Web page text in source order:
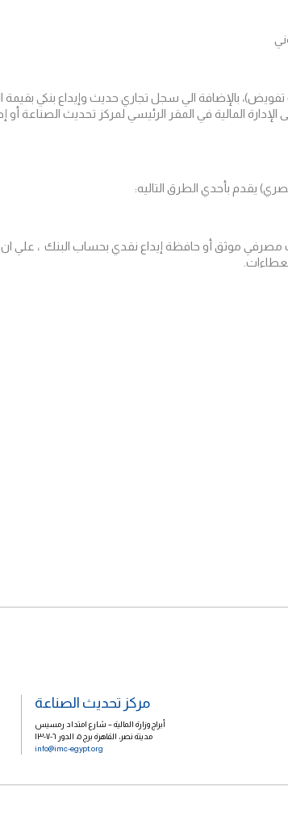
الإدارة المالية في المقر الرئيسي لمركز تحديث الصناعة أو
يقدم بأحدي الطرق التاليه:
أو شيك مصرفي موثق أو حافظة إيداع نقدي بحساب البنك ،
مركز تحديث الصناعة
أبراج وزارة المالية – شارع امتداد رمسيس
مدينة نصر، القاهرة برج ٥، الدور ٦-٧-١٣
info@imc-egypt.org